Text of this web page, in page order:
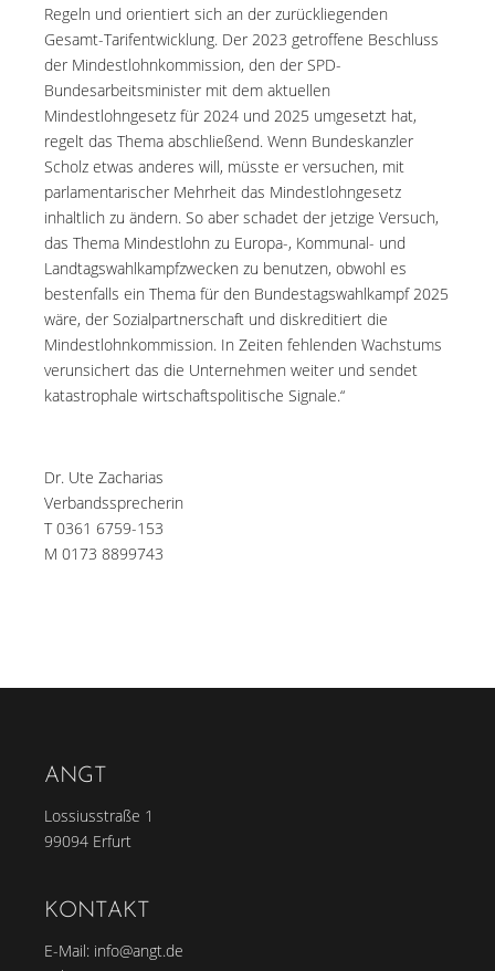
Regeln und orientiert sich an der zurückliegenden
Gesamt-Tarifentwicklung. Der 2023 getroffene Beschluss
der Mindestlohnkommission, den der SPD-
Bundesarbeitsminister mit dem aktuellen
Mindestlohngesetz für 2024 und 2025 umgesetzt hat,
regelt das Thema abschließend. Wenn Bundeskanzler
Scholz etwas anderes will, müsste er versuchen, mit
parlamentarischer Mehrheit das Mindestlohngesetz
inhaltlich zu ändern. So aber schadet der jetzige Versuch,
das Thema Mindestlohn zu Europa-, Kommunal- und
Landtagswahlkampfzwecken zu benutzen, obwohl es
bestenfalls ein Thema für den Bundestagswahlkampf 2025
wäre, der Sozialpartnerschaft und diskreditiert die
Mindestlohnkommission. In Zeiten fehlenden Wachstums
verunsichert das die Unternehmen weiter und sendet
katastrophale wirtschaftspolitische Signale.“
Dr. Ute Zacharias
Verbandssprecherin
T 0361 6759-153
M 0173 8899743
ANGT
Lossiusstraße 1
99094 Erfurt
KONTAKT
E-Mail: info@angt.de